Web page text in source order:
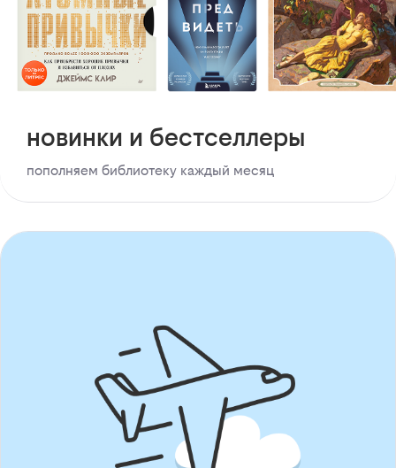
новинки и бестселлеры
пополняем библиотеку каждый месяц